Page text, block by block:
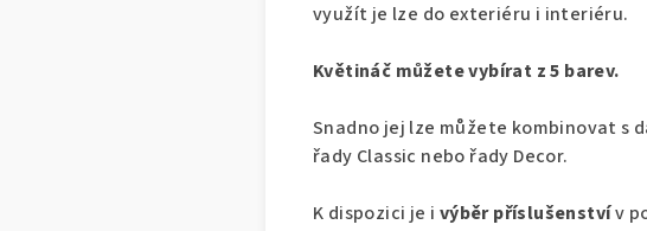
využít je lze do exteriéru i interiéru.
Květináč můžete vybírat z 5 barev.
Snadno jej lze můžete kombinovat s
řady Classic nebo řady Decor.
K dispozici je i výběr příslušenstvív